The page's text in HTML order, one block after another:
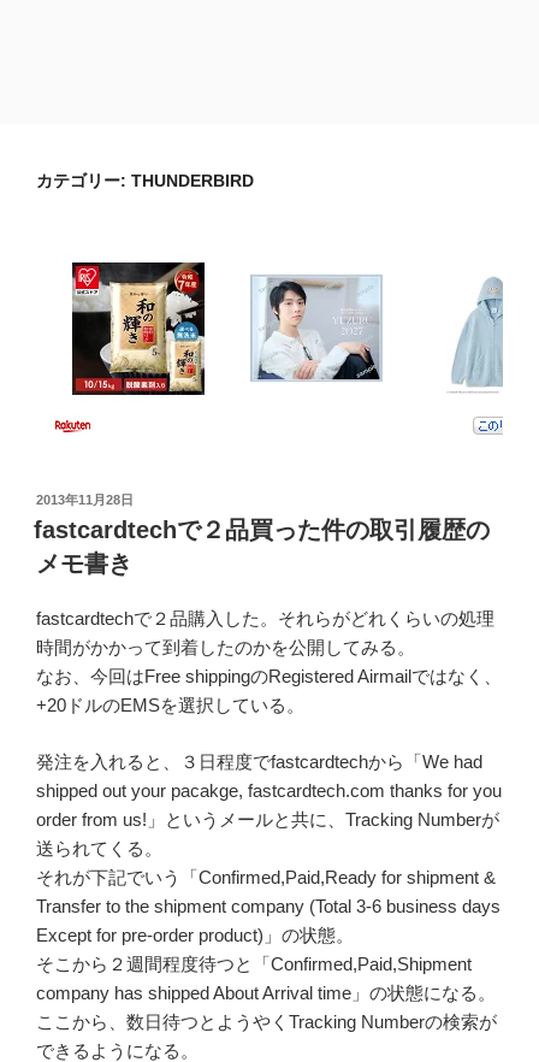
カテゴリー: THUNDERBIRD
投
稿
日:
2013年11月28日
fastcardtechで２品買った件の取引履歴の
メモ書き
fastcardtechで２品購入した。それらがどれくらいの処理
時間がかかって到着したのかを公開してみる。
なお、今回はFree shippingのRegistered Airmailではなく、
+20ドルのEMSを選択している。
発注を入れると、３日程度でfastcardtechから「We had
shipped out your pacakge, fastcardtech.com thanks for you
order from us!」というメールと共に、Tracking Numberが
送られてくる。
それが下記でいう「Confirmed,Paid,Ready for shipment &
Transfer to the shipment company (Total 3-6 business days
Except for pre-order product)」の状態。
そこから２週間程度待つと「Confirmed,Paid,Shipment
company has shipped About Arrival time」の状態になる。
ここから、数日待つとようやくTracking Numberの検索が
できるようになる。